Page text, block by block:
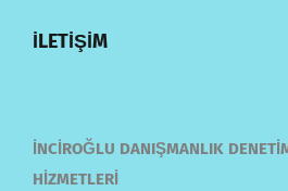
İLETİŞİM
İNCİROĞLU DANIŞMANLIK
HİZMETLERİ